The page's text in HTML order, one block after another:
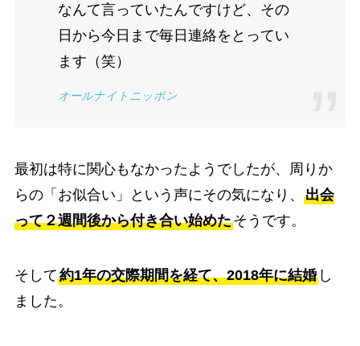
なんて言っていたんですけど、その
日から今日まで毎日連絡をとってい
ます（笑）
オールナイトニッポン
最初は特に関心もなかったようでしたが、周りか
らの「お似合い」という声にその気になり、 出会
って２週間後から付き合い始めたそうです。
そして約1年の交際期間を経て、2018年に結婚し
ました。